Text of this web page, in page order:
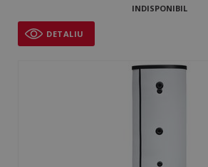
INDISPONIBIL
DETALIU